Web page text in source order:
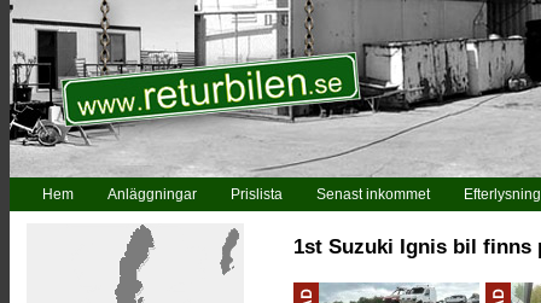
Hem Anläggningar Prislista Senast inkommet Efterlysning
1st Suzuki Ignis bil finns